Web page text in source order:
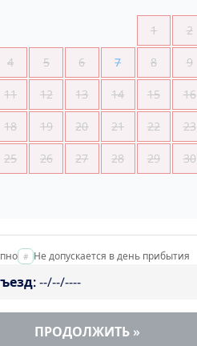
1 2
4 5 6 7 8 9
11 12 13 14 15 16
18 19 20 21 22 23
25 26 27 28 29 30
Не допускается в день прибытия
:--/--/----
ПРОДОЛЖИТЬ»